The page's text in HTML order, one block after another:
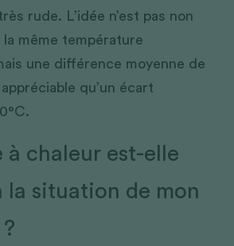
rude. L’idée n’est pas non
la même température
une différence moyenne de
qu’un écart
à chaleur est-elle
la situation de mon